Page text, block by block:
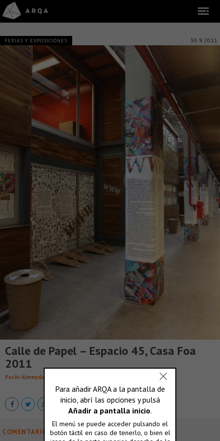
FERIAS Y EXPOSICIONES 30.9.2011
Calle de Papel – Espacio 45, Casa Foa
2011
Pachi Almeyda
COMENTARIOS